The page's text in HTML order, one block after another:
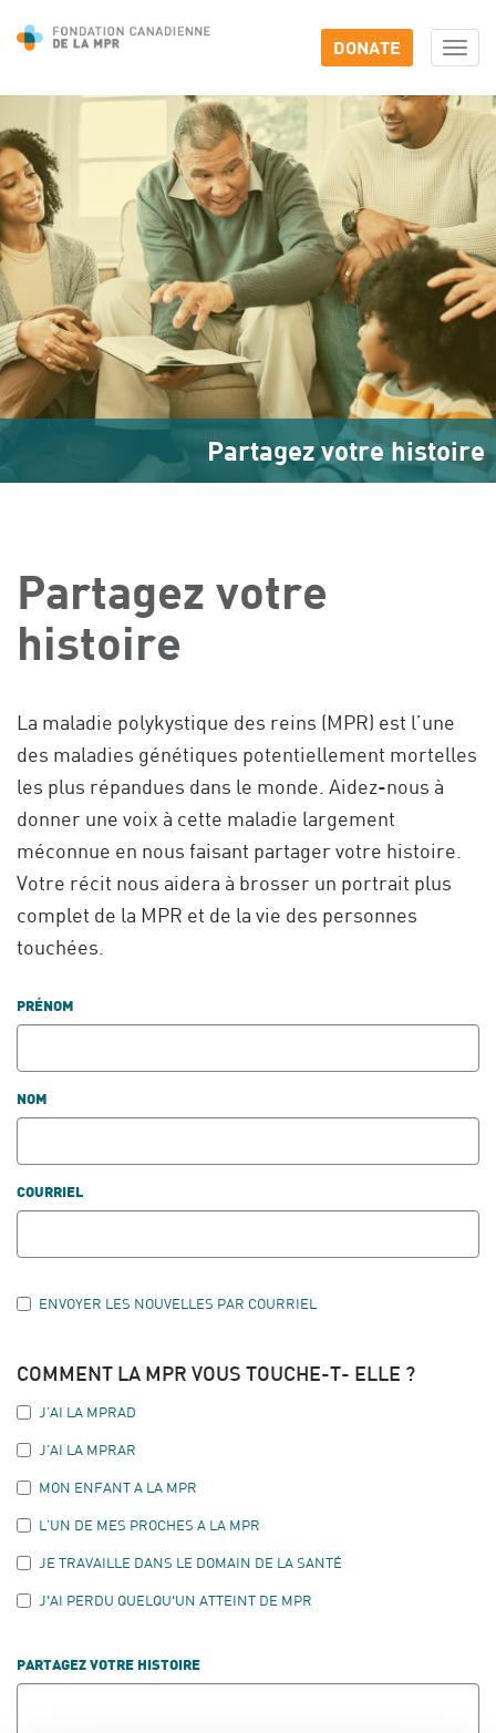
DONATE
Partagez votre histoire
Partagez votre
histoire
La maladie polykystique des reins (MPR) est l’une
des maladies génétiques potentiellement mortelles
les plus répandues dans le monde. Aidez-nous à
donner une voix à cette maladie largement
méconnue en nous faisant partager votre histoire.
Votre récit nous aidera à brosser un portrait plus
complet de la MPR et de la vie des personnes
touchées.
PRÉNOM
NOM
COURRIEL
ENVOYER LES NOUVELLES PAR COURRIEL
COMMENT LA MPR VOUS TOUCHE-T- ELLE ?
J’AI LA MPRAD
J’AI LA MPRAR
MON ENFANT A LA MPR
L’UN DE MES PROCHES A LA MPR
JE TRAVAILLE DANS LE DOMAIN DE LA SANTÉ
J'AI PERDU QUELQU'UN ATTEINT DE MPR
PARTAGEZ VOTRE HISTOIRE